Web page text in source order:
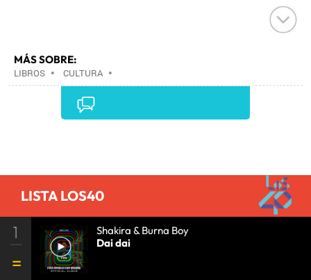
MÁS SOBRE:
LIBROS • CULTURA •
LISTA LOS40
1
Shakira & Burna Boy
Dai dai